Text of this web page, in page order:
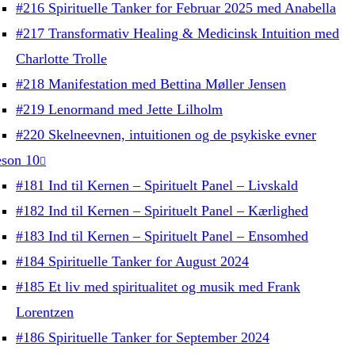
#216 Spirituelle Tanker for Februar 2025 med Anabella
#217 Transformativ Healing & Medicinsk Intuition med
Charlotte Trolle
#218 Manifestation med Bettina Møller Jensen
#219 Lenormand med Jette Lilholm
#220 Skelneevnen, intuitionen og de psykiske evner
10
#181 Ind til Kernen – Spirituelt Panel – Livskald
#182 Ind til Kernen – Spirituelt Panel – Kærlighed
#183 Ind til Kernen – Spirituelt Panel – Ensomhed
#184 Spirituelle Tanker for August 2024
#185 Et liv med spiritualitet og musik med Frank
Lorentzen
#186 Spirituelle Tanker for September 2024